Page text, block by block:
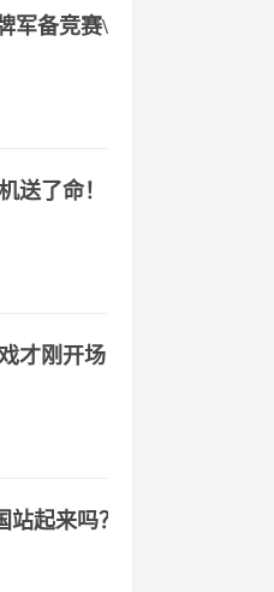
军备竞赛\"
送了命！
才刚开场
起来吗？